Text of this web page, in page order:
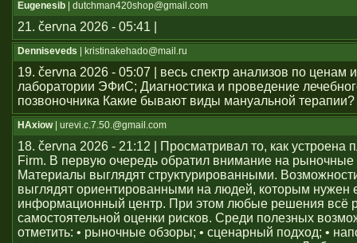
Eugenesib | dutchman420shop@gmail.com
21. června 2026 - 05:41 |
Denniseveds | kristinakehado@mail.ru
19. června 2026 - 05:07 | весь спектр анализов по ценам
лаборатории ЭФиС; Диагностика и проведение
позвоночника Какие бывают виды мануальной терапии?
HAxiow| urevi.c.7.50.@gmail.com
18. června 2026 - 21:12 | Просматривал то, как устроена
Firm. В первую очередь обратил внимание на рыночные
Материалы выглядят структурированными.
выглядят ориентированными на людей, которым нужен
информационный центр. При этом любые решения всё
самостоятельной оценки рисков. Среди полезных
отметить: • рыночные обзоры; • сценарный подход; •